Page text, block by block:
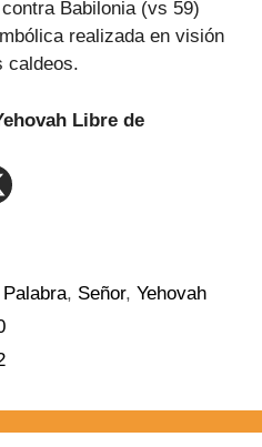
Babilonia (vs 59)
realizada en visión
caldeos.
Libre de
Palabra, Señor,Yehovah